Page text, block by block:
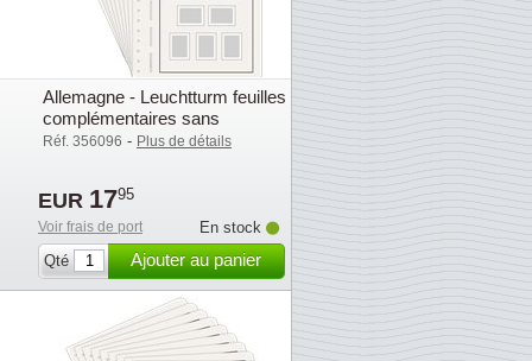
Allemagne - Leuchtturm feuilles
complémentaires sans
pochettes - 2016
Réf. 356096 - Plus de détails
EUR 1795
Voir frais de port
En stock
Qté
Ajouter au panier